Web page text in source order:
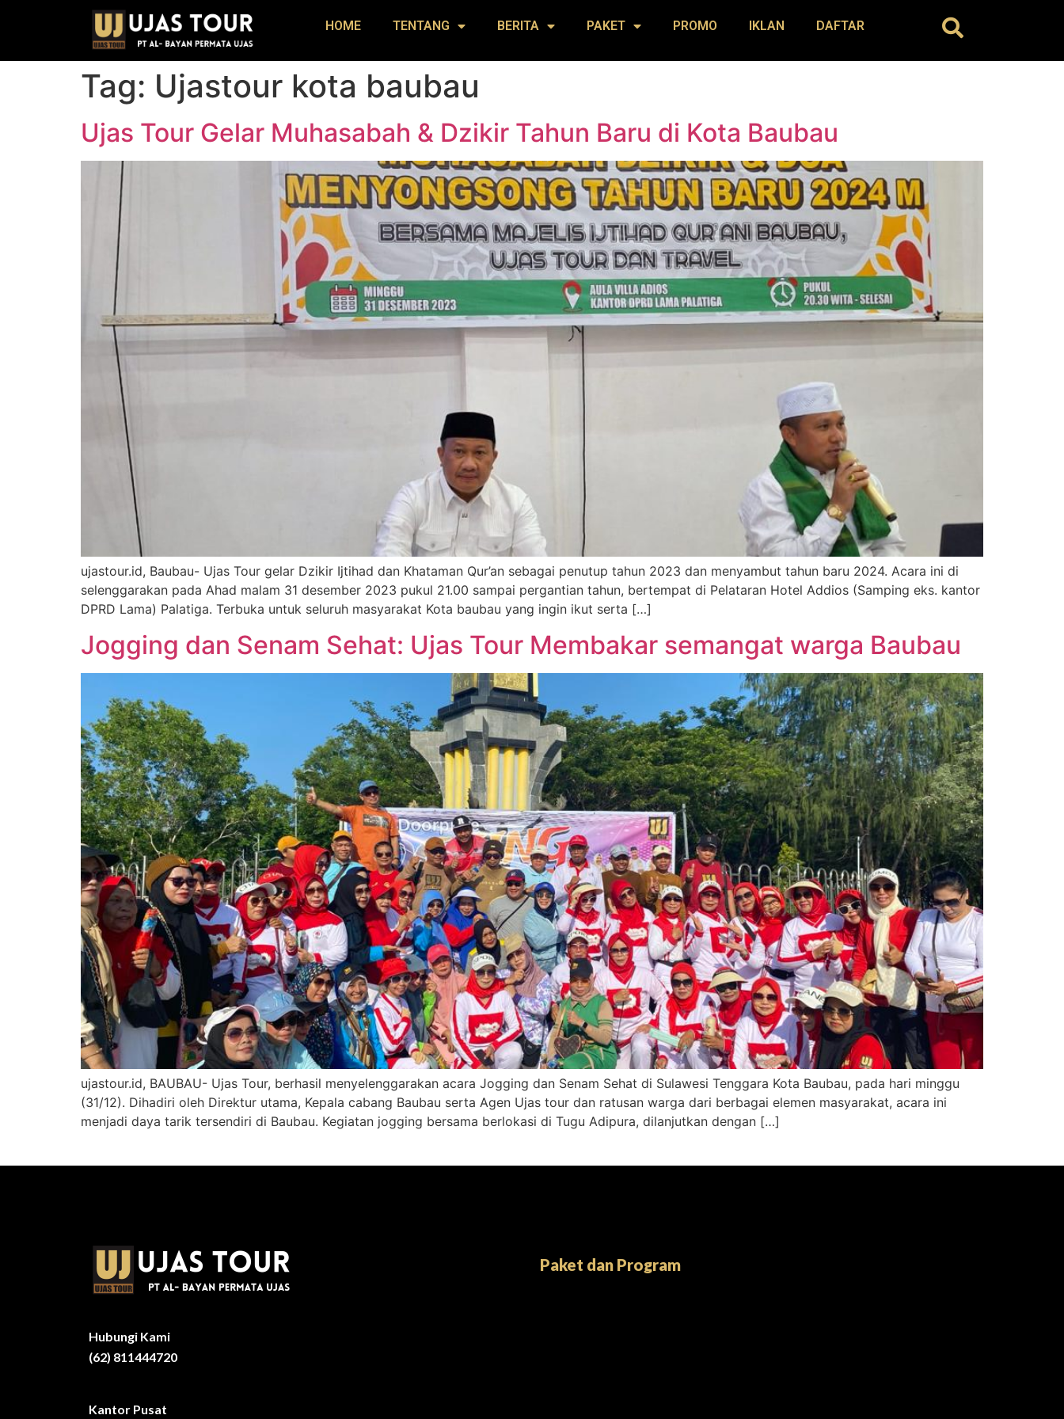
HOME TENTANG BERITA PAKET PROMO IKLAN DAFTAR
Tag: Ujastour kota baubau
Ujas Tour Gelar Muhasabah & Dzikir Tahun Baru di Kota Baubau
ujastour.id, Baubau- Ujas Tour gelar Dzikir Ijtihad dan Khataman Qur’an sebagai penutup tahun 2023 dan menyambut tahun baru 2024. Acara ini di
selenggarakan pada Ahad malam 31 desember 2023 pukul 21.00 sampai pergantian tahun, bertempat di Pelataran Hotel Addios (Samping eks. kantor
DPRD Lama) Palatiga. Terbuka untuk seluruh masyarakat Kota baubau yang ingin ikut serta […]
Jogging dan Senam Sehat: Ujas Tour Membakar semangat warga Baubau
ujastour.id, BAUBAU- Ujas Tour, berhasil menyelenggarakan acara Jogging dan Senam Sehat di Sulawesi Tenggara Kota Baubau, pada hari minggu
(31/12). Dihadiri oleh Direktur utama, Kepala cabang Baubau serta Agen Ujas tour dan ratusan warga dari berbagai elemen masyarakat, acara ini
menjadi daya tarik tersendiri di Baubau. Kegiatan jogging bersama berlokasi di Tugu Adipura, dilanjutkan dengan […]
Hubungi Kami
(62) 811444720
Kantor Pusat
Paket dan Program